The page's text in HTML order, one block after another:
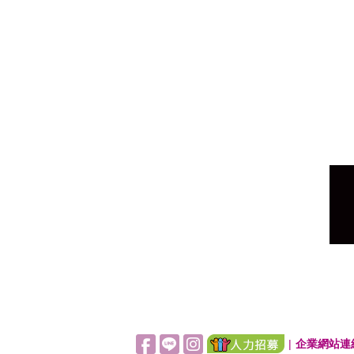
| 企業網站連